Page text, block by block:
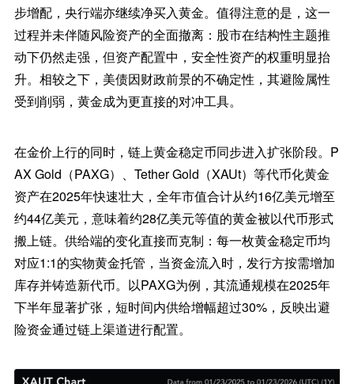
步增配，央行端亦继续净买入黄金。值得注意的是，这一
过程并未伴随风险资产的全面撤离：股市在结构性主题推
动下仍然走强，但资产配置中，安全性资产的权重明显抬
升。相较之下，美债因财政前景的不确定性，其避险属性
受到削弱，黄金成为更直接的对冲工具。
在金价上行的同时，链上黄金稳定币同步进入扩张阶段。P
AX Gold（PAXG）、Tether Gold（XAUt）等代币化黄金
资产在2025年快速壮大，全年市值合计从约16亿美元增至
约44亿美元，意味着约28亿美元等值的黄金被以代币形式
搬上链。供给端的变化直接而克制：每一枚黄金稳定币均
对应1:1的实物黄金托管，当资金流入时，发行方按需增加
库存并铸造新代币。以PAXG为例，其流通规模在2025年
下半年显著扩张，短时间内供给增幅超过30%，反映出避
险资金通过链上渠道进行配置。